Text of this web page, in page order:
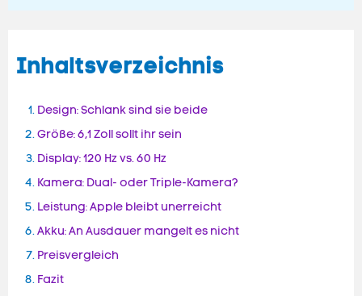
Inhaltsverzeichnis
Design: Schlank sind sie beide
Größe: 6,1 Zoll sollt ihr sein
Display: 120 Hz vs. 60 Hz
Kamera: Dual- oder Triple-Kamera?
Leistung: Apple bleibt unerreicht
Akku: An Ausdauer mangelt es nicht
Preisvergleich
Fazit